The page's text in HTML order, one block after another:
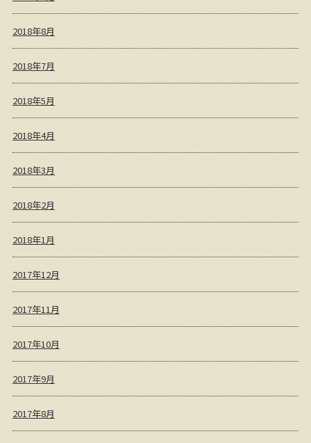
2018年8月
2018年7月
2018年5月
2018年4月
2018年3月
2018年2月
2018年1月
2017年12月
2017年11月
2017年10月
2017年9月
2017年8月